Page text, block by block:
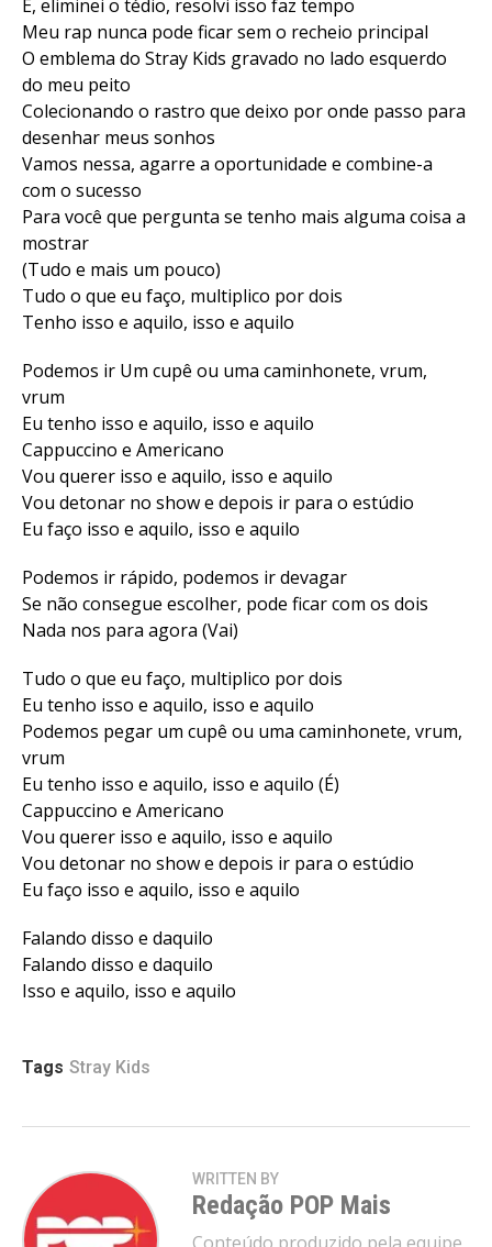
É, eliminei o tédio, resolvi isso faz tempo
Meu rap nunca pode ficar sem o recheio principal
O emblema do Stray Kids gravado no lado esquerdo
do meu peito
Colecionando o rastro que deixo por onde passo para
desenhar meus sonhos
Vamos nessa, agarre a oportunidade e combine-a
com o sucesso
Para você que pergunta se tenho mais alguma coisa a
mostrar
(Tudo e mais um pouco)
Tudo o que eu faço, multiplico por dois
Tenho isso e aquilo, isso e aquilo
Podemos ir Um cupê ou uma caminhonete, vrum,
vrum
Eu tenho isso e aquilo, isso e aquilo
Cappuccino e Americano
Vou querer isso e aquilo, isso e aquilo
Vou detonar no show e depois ir para o estúdio
Eu faço isso e aquilo, isso e aquilo
Podemos ir rápido, podemos ir devagar
Se não consegue escolher, pode ficar com os dois
Nada nos para agora (Vai)
Tudo o que eu faço, multiplico por dois
Eu tenho isso e aquilo, isso e aquilo
Podemos pegar um cupê ou uma caminhonete, vrum,
vrum
Eu tenho isso e aquilo, isso e aquilo (É)
Cappuccino e Americano
Vou querer isso e aquilo, isso e aquilo
Vou detonar no show e depois ir para o estúdio
Eu faço isso e aquilo, isso e aquilo
Falando disso e daquilo
Falando disso e daquilo
Isso e aquilo, isso e aquilo
Tags Stray Kids
WRITTEN BY
Redação POP Mais